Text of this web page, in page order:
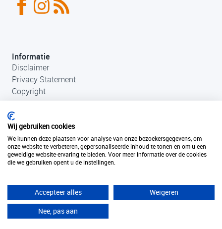
Informatie
Disclaimer
Privacy Statement
Copyright
Contact
info@fantastischefilmlocaties.nl
KvK Filmtaal 34120749
Wij gebruiken cookies
We kunnen deze plaatsen voor analyse van onze bezoekersgegevens, om
onze website te verbeteren, gepersonaliseerde inhoud te tonen en om u een
geweldige website-ervaring te bieden. Voor meer informatie over de cookies
die we gebruiken opent u de instellingen.
Accepteer alles
Weigeren
Nee, pas aan